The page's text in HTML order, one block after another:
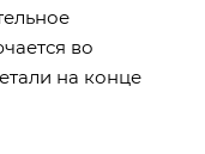
во
на конце